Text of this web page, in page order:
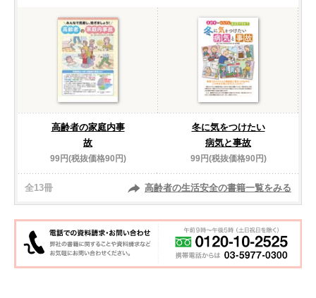
高齢者の家庭内事
故
99円(税抜価格90円)
冬に気をつけたい
病気と事故
99円(税抜価格90円)
全13冊 高齢者の生活安全の書籍一覧をみる